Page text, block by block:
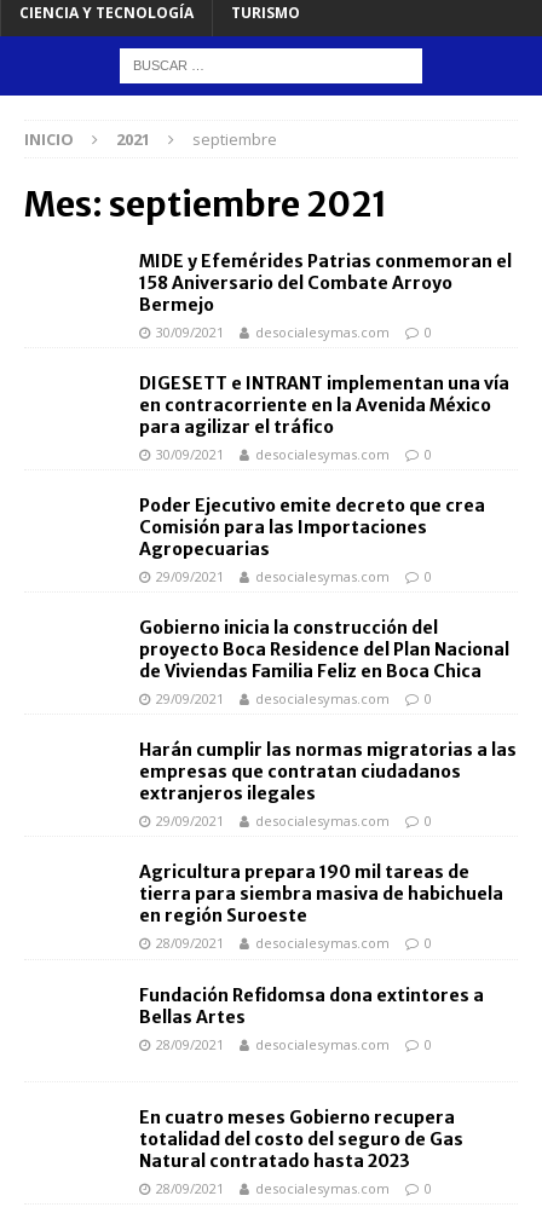
CIENCIA Y TECNOLOGÍA TURISMO
INICIO 2021 septiembre
Mes: septiembre 2021
MIDE y Efemérides Patrias conmemoran el
158 Aniversario del Combate Arroyo
Bermejo
30/09/2021 desocialesymas.com 0
DIGESETT e INTRANT implementan una vía
en contracorriente en la Avenida México
para agilizar el tráfico
30/09/2021 desocialesymas.com 0
Poder Ejecutivo emite decreto que crea
Comisión para las Importaciones
Agropecuarias
29/09/2021 desocialesymas.com 0
Gobierno inicia la construcción del
proyecto Boca Residence del Plan Nacional
de Viviendas Familia Feliz en Boca Chica
29/09/2021 desocialesymas.com 0
Harán cumplir las normas migratorias a las
empresas que contratan ciudadanos
extranjeros ilegales
29/09/2021 desocialesymas.com 0
Agricultura prepara 190 mil tareas de
tierra para siembra masiva de habichuela
en región Suroeste
28/09/2021 desocialesymas.com 0
Fundación Refidomsa dona extintores a
Bellas Artes
28/09/2021 desocialesymas.com 0
En cuatro meses Gobierno recupera
totalidad del costo del seguro de Gas
Natural contratado hasta 2023
28/09/2021 desocialesymas.com 0